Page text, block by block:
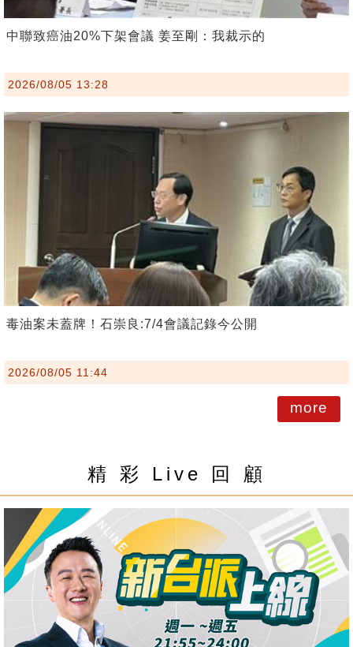
中聯致癌油20%下架會議 姜至剛：我裁示的
2026/08/05 13:28
毒油案未蓋牌！石崇良:7/4會議記錄今公開
2026/08/05 11:44
more
精 彩 Live 回 顧